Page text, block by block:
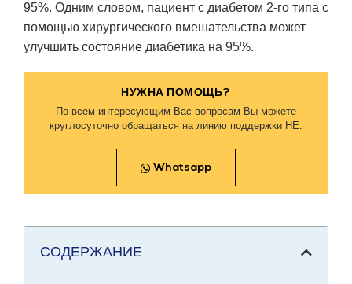
95%. Одним словом, пациент с диабетом 2-го типа с
помощью хирургического вмешательства может
улучшить состояние диабетика на 95%.
НУЖНА ПОМОЩЬ?
По всем интересующим Вас вопросам Вы можете
круглосуточно обращаться на линию поддержки HE.
Whatsapp
СОДЕРЖАНИЕ